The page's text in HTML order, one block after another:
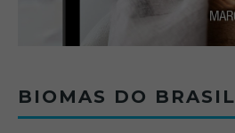
BIOMAS DO BRASIL